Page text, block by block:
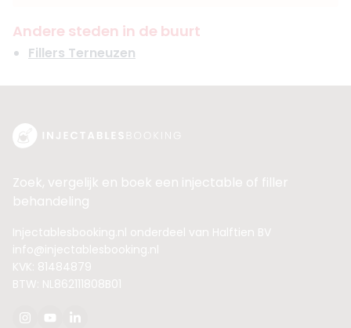
Andere steden in de buurt
Fillers Terneuzen
Zoek, vergelijk en boek een injectable of filler
behandeling
Injectablesbooking.nl onderdeel van Halftien BV
info@injectablesbooking.nl
KVK: 81484879
BTW: NL862111808B01